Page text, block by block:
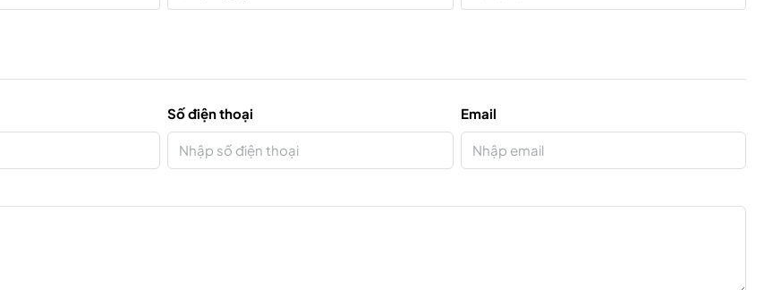
Số điện thoại Email